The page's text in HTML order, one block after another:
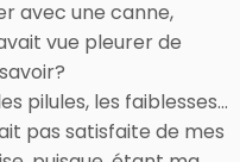
avec une canne,
vue pleurer de
pilules, les faiblesses…
pas satisfaite de mes